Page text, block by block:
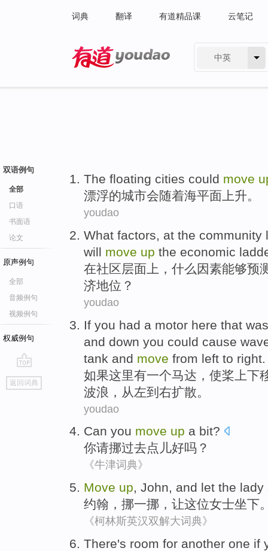
词典 翻译 有道精品课 云笔记
中英
双语例句
全部
口语
书面语
论文
原声例句
全部
音频例句
视频例句
权威例句
go
top
返回词典
The floating cities could move
漂浮的城市会随着海平面 上升。
youdao
What factors, at the community
will move up the economic
在社区层面上 ， 什么 因素能够预
济地位？
youdao
If you had a motor here that
and down you could cause
tank and move from left to right
如果这里有一个马达 ， 使桨 上下
波浪 ， 从左到 右扩散。
youdao
Can you move up a bit?
你请挪过去点儿好吗？
《牛津词典》
Move up, John, and let the lady
约翰 ， 挪一挪， 让这位女士坐下
《柯林斯英汉双解大词典》
There's room for another one if